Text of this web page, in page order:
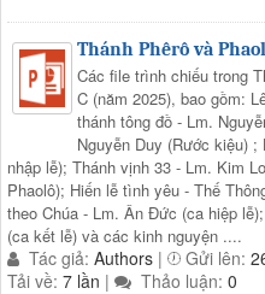
Thánh Phêrô và
Các file trình chiếu trong
C (năm 2025), bao gồm:
thánh tông đồ - Lm.
Nguyễn Duy (Rước kiệu)
nhập lễ); Thánh vịnh 33 - Lm. Kim
Phaolô); Hiến lễ tình yêu - Thế
theo Chúa - Lm. Ân Đức (ca hiệp
(ca kết lễ) và các kinh nguyện ....
Tác giả: Authors | Gửi lên:
Tải về: 7 lần | Thảo luận: 0